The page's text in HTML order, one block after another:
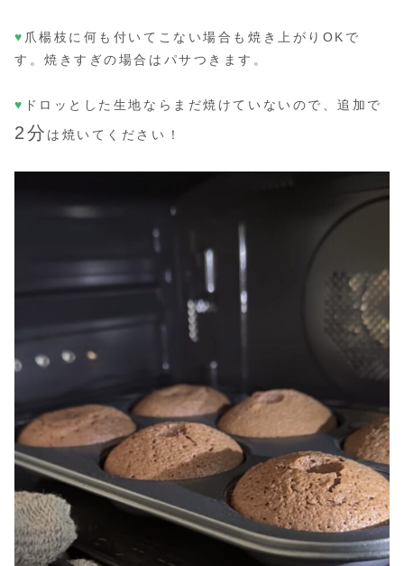
♥ 爪楊枝に何も付いてこない場合も焼き上がりOKで
す。焼きすぎの場合はパサつきます。
♥ ドロッとした生地ならまだ焼けていないので、追加で
2分 は焼いてください！